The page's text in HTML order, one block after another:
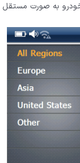
به صورت مستقل